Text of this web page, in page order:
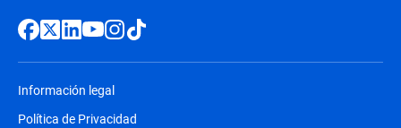
Información legal
Política de Privacidad